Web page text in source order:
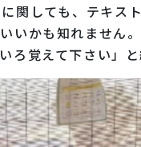
関しても、テキス
いかも知れません。
ろ覚えて下さい」と